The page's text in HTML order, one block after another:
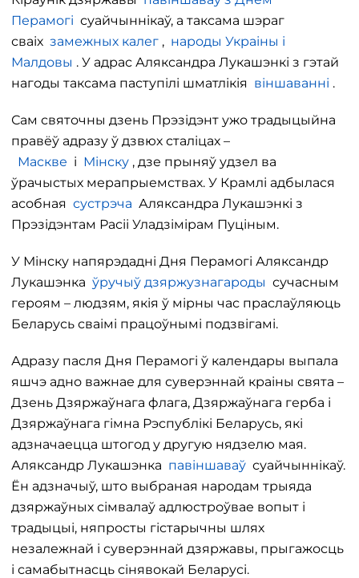
Перамогі суайчыннікаў, а таксама шэраг
сваіх замежных калег , народы Украіны і
Малдовы . У адрас Аляксандра Лукашэнкі з гэтай
нагоды таксама паступілі шматлікія віншаванні .
Сам святочны дзень Прэзідэнт ужо традыцыйна
правёў адразу ў дзвюх сталіцах –
Маскве і Мінску , дзе прыняў удзел ва
ўрачыстых мерапрыемствах. У Крамлі адбылася
асобная сустрэча Аляксандра Лукашэнкі з
Прэзідэнтам Расіі Уладзімірам Пуціным.
У Мінску напярэдадні Дня Перамогі Аляксандр
Лукашэнка ўручыў дзяржузнагароды сучасным
героям – людзям, якія ў мірны час праслаўляюць
Беларусь сваімі працоўнымі подзвігамі.
Адразу пасля Дня Перамогі ў календары выпала
яшчэ адно важнае для суверэннай краіны свята –
Дзень Дзяржаўнага флага, Дзяржаўнага герба і
Дзяржаўнага гімна Рэспублікі Беларусь, які
адзначаецца штогод у другую нядзелю мая.
Аляксандр Лукашэнка павіншаваў суайчыннікаў.
Ён адзначыў, што выбраная народам трыяда
дзяржаўных сімвалаў адлюстроўвае вопыт і
традыцыі, няпросты гістарычны шлях
незалежнай і суверэннай дзяржавы, прыгажосць
і самабытнасць сінявокай Беларусі.